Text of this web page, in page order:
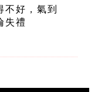
不好，氣到
失禮